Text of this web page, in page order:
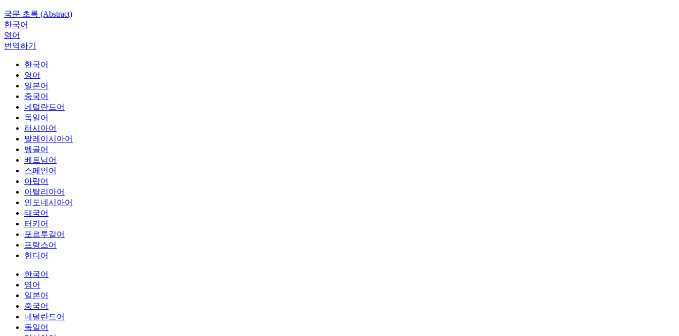
국문 초록 (Abstract)
한국어
영어
번역하기
한국어
영어
일본어
중국어
네덜란드어
독일어
러시아어
말레이시아어
벵골어
베트남어
스페인어
아랍어
이탈리아어
인도네시아어
태국어
터키어
포르투갈어
프랑스어
힌디어
한국어
영어
일본어
중국어
네덜란드어
독일어